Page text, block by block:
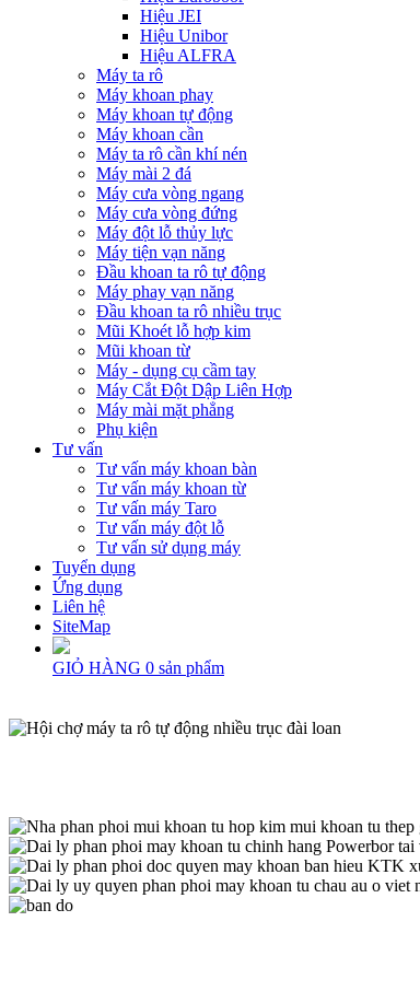
Hiệu JEI
Hiệu Unibor
Hiệu ALFRA
Máy ta rô
Máy khoan phay
Máy khoan tự động
Máy khoan cần
Máy ta rô cần khí nén
Máy mài 2 đá
Máy cưa vòng ngang
Máy cưa vòng đứng
Máy đột lỗ thủy lực
Máy tiện vạn năng
Đầu khoan ta rô tự động
Máy phay vạn năng
Đầu khoan ta rô nhiều trục
Mũi Khoét lỗ hợp kim
Mũi khoan từ
Máy - dụng cụ cầm tay
Máy Cắt Đột Dập Liên Hợp
Máy mài mặt phẳng
Phụ kiện
Tư vấn
Tư vấn máy khoan bàn
Tư vấn máy khoan từ
Tư vấn máy Taro
Tư vấn máy đột lỗ
Tư vấn sử dụng máy
Tuyển dụng
Ứng dụng
Liên hệ
SiteMap
GIỎ HÀNG 0 sản phẩm